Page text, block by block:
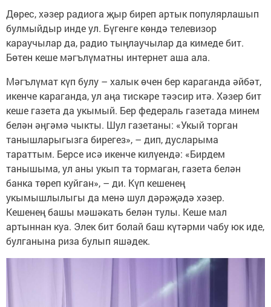
Дөрес, хәзер радиога җыр биреп артык популярлашып
булмыйдыр инде ул. Бүгенге көндә телевизор
караучылар да, радио тыңлаучылар да кимеде бит.
Бөтен кеше мәгълүматны интернет аша ала.
Мәгълүмат күп булу – халык өчен бер караганда әйбәт,
икенче караганда, ул аңа тискәре тәэсир итә. Хәзер бит
кеше газета да укымый. Бер федераль газетада минем
белән әңгәмә чыкты. Шул газетаны: «Укый торган
танышларыгызга бирегез», – дип, дусларыма
тараттым. Берсе исә икенче килүендә: «Бирдем
танышыма, ул аны укып та тормаган, газета белән
банка төреп куйган», – ди. Күп кешенең
укымышлылыгы да менә шул дәрәҗәдә хәзер.
Кешенең башы мәшәкать белән тулы. Кеше мал
артыннан куа. Элек бит болай баш күтәрми чабу юк иде,
булганына риза булып яшәдек.